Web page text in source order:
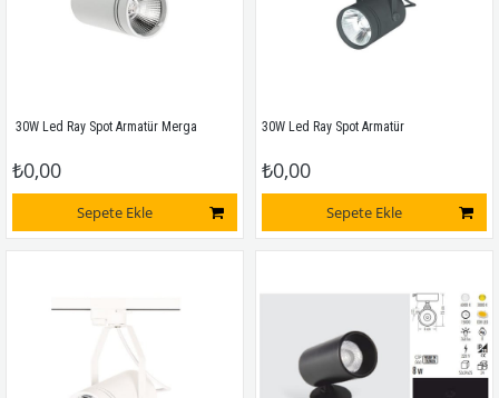
30W Led Ray Spot Armatür Merga
₺0,00
Sepete Ekle
30W Led Ray Spot Armatür
₺0,00
Sepete Ekle